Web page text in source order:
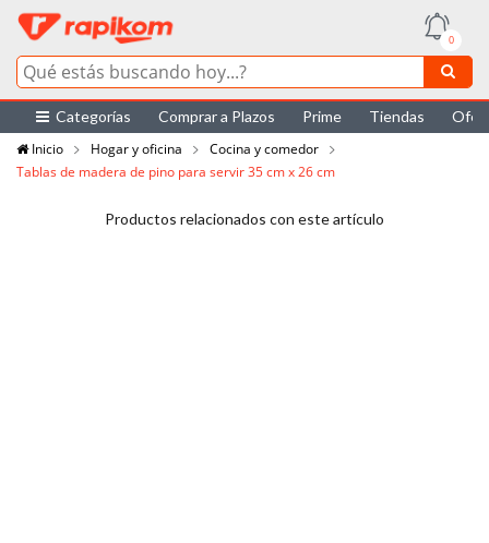
0
Categorías Comprar a Plazos Prime Tiendas
Inicio
Hogar y oficina
Cocina y comedor
Tablas de madera de pino para servir 35 cm x 26 cm
Productos relacionados con este artículo